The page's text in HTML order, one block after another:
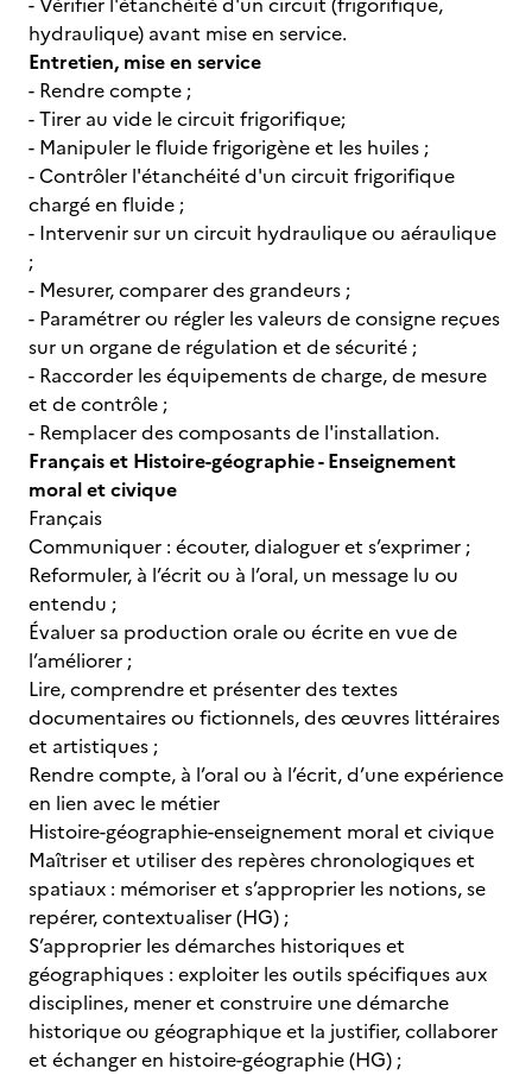
hydraulique) avant mise en service.
Entretien, mise en service
- Rendre compte ;
- Tirer au vide le circuit frigorifique;
- Manipuler le fluide frigorigène et les huiles ;
- Contrôler l'étanchéité d'un circuit frigorifique
chargé en fluide ;
- Intervenir sur un circuit hydraulique ou aéraulique
;
- Mesurer, comparer des grandeurs ;
- Paramétrer ou régler les valeurs de consigne reçues
sur un organe de régulation et de sécurité ;
- Raccorder les équipements de charge, de mesure
et de contrôle ;
- Remplacer des composants de l'installation.
Français et Histoire-géographie - Enseignement
moral et civique
Français
Communiquer : écouter, dialoguer et s’exprimer ;
Reformuler, à l’écrit ou à l’oral, un message lu ou
entendu ;
Évaluer sa production orale ou écrite en vue de
l’améliorer ;
Lire, comprendre et présenter des textes
documentaires ou fictionnels, des œuvres littéraires
et artistiques ;
Rendre compte, à l’oral ou à l’écrit, d’une expérience
en lien avec le métier
Histoire-géographie-enseignement moral et civique
Maîtriser et utiliser des repères chronologiques et
spatiaux : mémoriser et s’approprier les notions, se
repérer, contextualiser (HG) ;
S’approprier les démarches historiques et
géographiques : exploiter les outils spécifiques aux
disciplines, mener et construire une démarche
historique ou géographique et la justifier, collaborer
et échanger en histoire-géographie (HG) ;